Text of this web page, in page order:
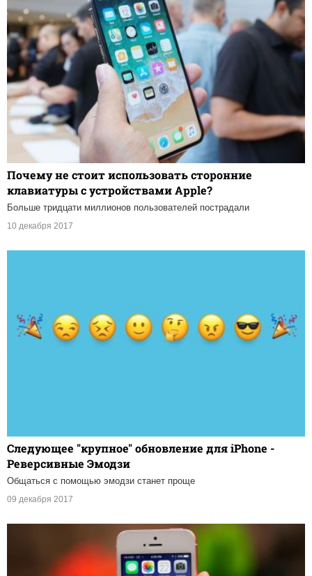
Почему не стоит использовать сторонние
клавиатуры с устройствами Apple?
Больше тридцати миллионов пользователей пострадали
10 декабря 2017
Следующее "крупное" обновление для iPhone -
Реверсивные Эмодзи
Общаться с помощью эмодзи станет проще
09 декабря 2017